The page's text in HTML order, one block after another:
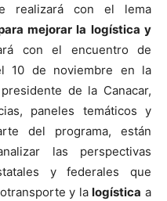
realizará con el lema
mejorar la logística y
con el encuentro de
10 de noviembre en la
de la Canacar,
paneles temáticos y
del programa, están
las perspectivas
y federales que
y lalogística a